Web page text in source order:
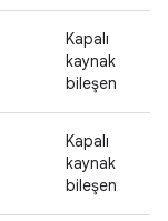
Kapalı
kaynak
bileşen
Kapalı
kaynak
bileşen